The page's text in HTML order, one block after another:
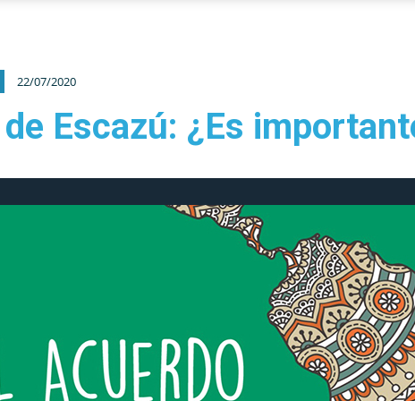
22/07/2020
Escazú: ¿Es